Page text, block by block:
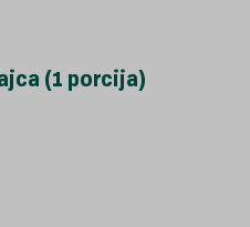
(1 porcija)